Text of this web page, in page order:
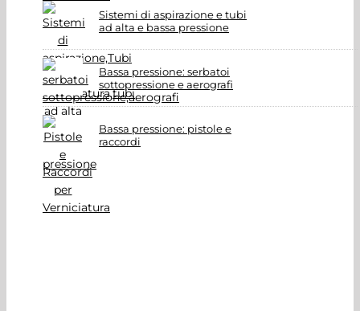
Sistemi di aspirazione e tubi
ad alta e bassa pressione
Bassa pressione: serbatoi
sottopressione e aerografi
Bassa pressione: pistole e
raccordi